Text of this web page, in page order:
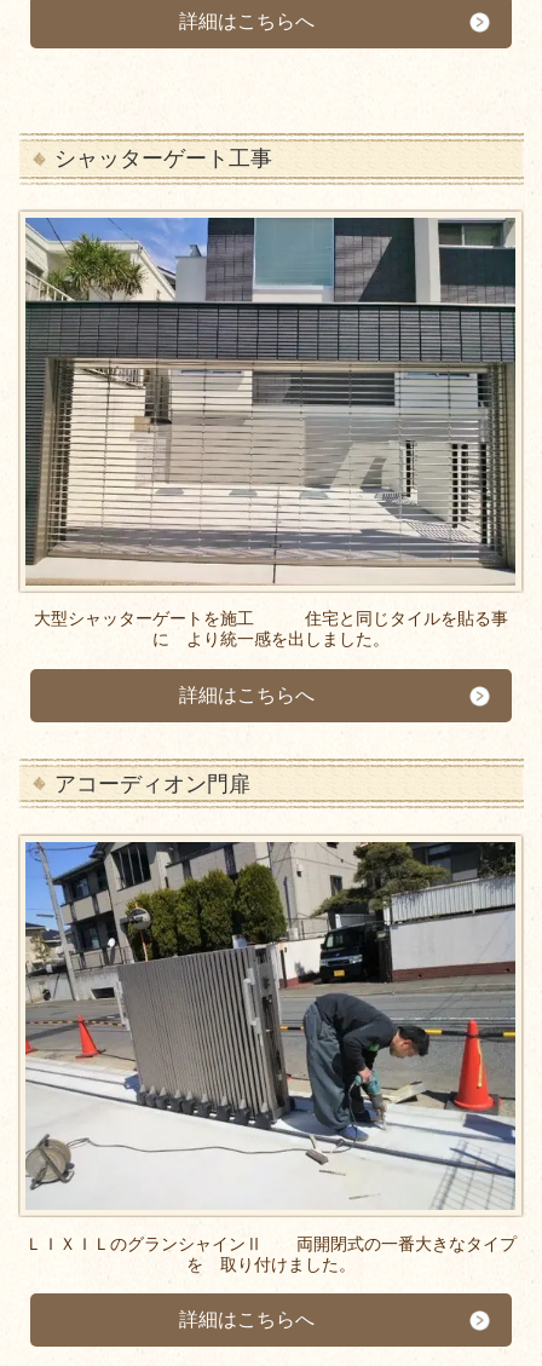
詳細はこちらへ
シャッターゲート工事
大型シャッターゲートを施工 住宅と同じタイルを貼る事
に より統一感を出しました。
詳細はこちらへ
アコーディオン門扉
ＬＩＸＩＬのグランシャインⅡ 両開閉式の一番大きなタイプ
を 取り付けました。
詳細はこちらへ